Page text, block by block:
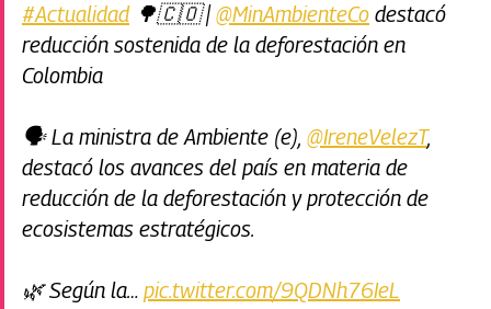
#Actualidad🌳🇨🇴 |@MinAmbienteCo destacó
reducción sostenida de la deforestación en
Colombia
🗣️ La ministra de Ambiente (e), @IreneVelezT,
destacó los avances del país en materia de
reducción de la deforestación y protección de
ecosistemas estratégicos.
🌿 Según la… pic.twitter.com/9QDNh76IeL